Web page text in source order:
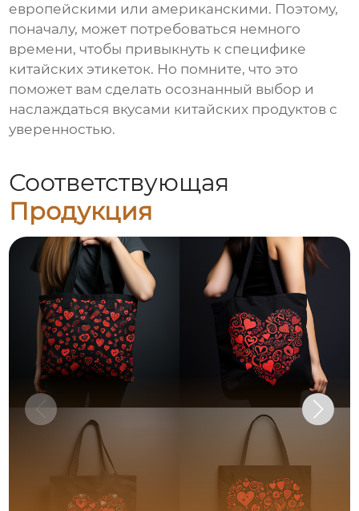
европейскими или американскими. Поэтому,
поначалу, может потребоваться немного
времени, чтобы привыкнуть к специфике
китайских этикеток. Но помните, что это
поможет вам сделать осознанный выбор и
наслаждаться вкусами китайских продуктов с
уверенностью.
Соответствующая
Продукция